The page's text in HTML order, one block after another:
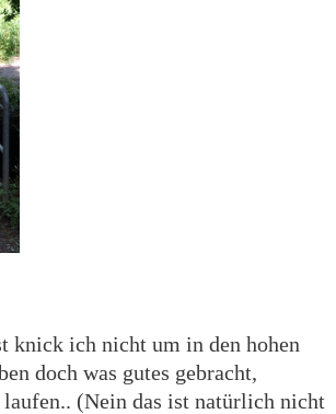
knick ich nicht um in den hohen
doch was gutes gebracht,
(Nein das ist natürlich nicht